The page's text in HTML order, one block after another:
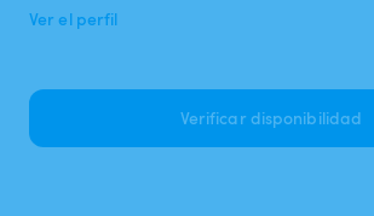
Ver el perfil
Verificar disponibilidad